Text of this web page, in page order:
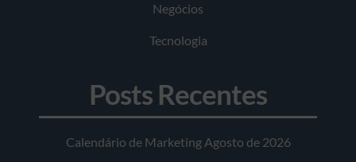
Negócios
Tecnologia
Posts Recentes
Calendário de Marketing Agosto de 2026